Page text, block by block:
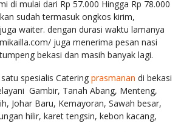
di mulai dari Rp 57.000 Hingga Rp 78.000
sudah termasuk ongkos kirim,
waiter. dengan durasi waktu lamanya
juga menerima pesan nasi
bekasi dan masih banyak lagi.
spesialis Catering prasmanan di bekasi
Gambir, Tanah Abang, Menteng,
Johar Baru, Kemayoran, Sawah besar,
hilir, karet tengsin, kebon kacang,